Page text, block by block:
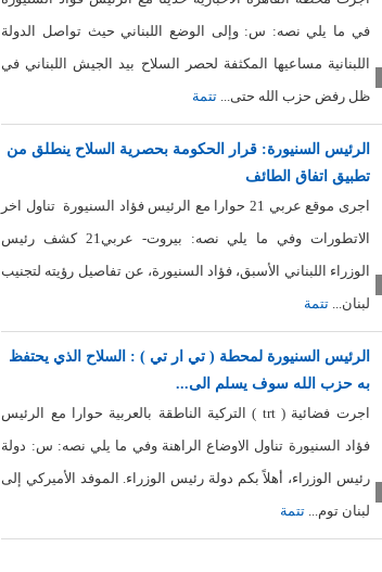
في ما يلي نصه: س: وإلى الوضع اللبناني حيث تواصل الدولة
اللبنانية مساعيها المكثفة لحصر السلاح بيد الجيش اللبناني في
ظل رفض حزب الله حتى...تتمة
الرئيس السنيورة: قرار الحكومة بحصرية السلاح ينطلق من
تطبيق اتفاق الطائف
اجرى موقع عربي 21 حوارا مع الرئيس فؤاد السنيورة تناول اخر
الاتطورات وفي ما يلي نصه: بيروت- عربي21 كشف رئيس
الوزراء اللبناني الأسبق، فؤاد السنيورة، عن تفاصيل رؤيته لتجنيب
لبنان...تتمة
الرئيس السنيورة لمحطة ( تي ار تي ) : السلاح الذي يحتفظ
به حزب الله سوف يسلم الى...
اجرت فضائية ( trt ) التركية الناطقة بالعربية حوارا مع الرئيس
فؤاد السنيورة تناول الاوضاع الراهنة وفي ما يلي نصه: س: دولة
رئيس الوزراء، أهلاً بكم دولة رئيس الوزراء. الموفد الأميركي إلى
لبنان توم...تتمة